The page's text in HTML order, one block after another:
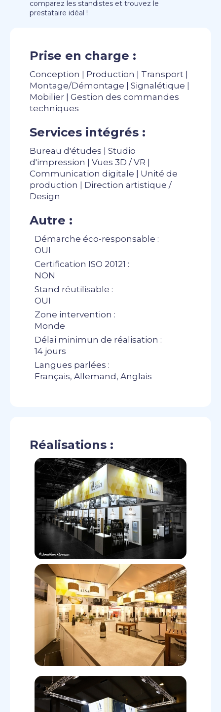
comparez les standistes et trouvez le
prestataire idéal !
Prise en charge :
Conception | Production | Transport |
Montage/Démontage | Signalétique |
Mobilier | Gestion des commandes
techniques
Services intégrés :
Bureau d'études | Studio
d'impression | Vues 3D / VR |
Communication digitale | Unité de
production | Direction artistique /
Design
Autre :
Démarche éco-responsable :
OUI
Certification ISO 20121 :
NON
Stand réutilisable :
OUI
Zone intervention :
Monde
Délai minimun de réalisation :
14 jours
Langues parlées :
Français, Allemand, Anglais
Réalisations :